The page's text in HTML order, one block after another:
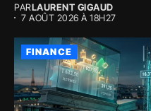
PARLAURENT GIGAUD
7 AOÛT 2026 À 18H27
FINANCE